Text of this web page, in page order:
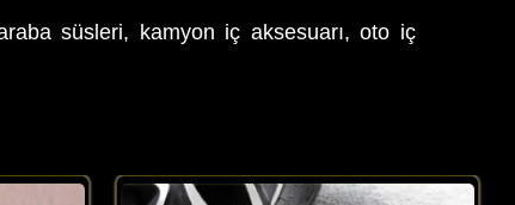
süsleri, kamyon iç aksesuarı, oto iç